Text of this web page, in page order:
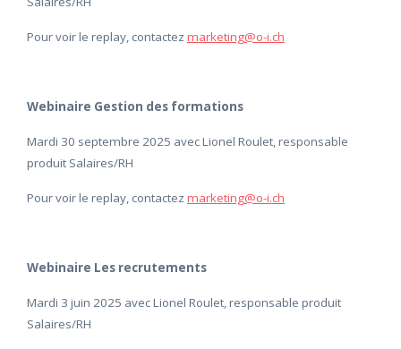
Pour voir le replay, contactez marketing@o-i.ch
Webinaire Gestion des formations
Mardi 30 septembre 2025 avec Lionel Roulet, responsable
produit Salaires/RH
Pour voir le replay, contactez marketing@o-i.ch
Webinaire Les recrutements
Mardi 3 juin 2025 avec Lionel Roulet, responsable produit
Salaires/RH